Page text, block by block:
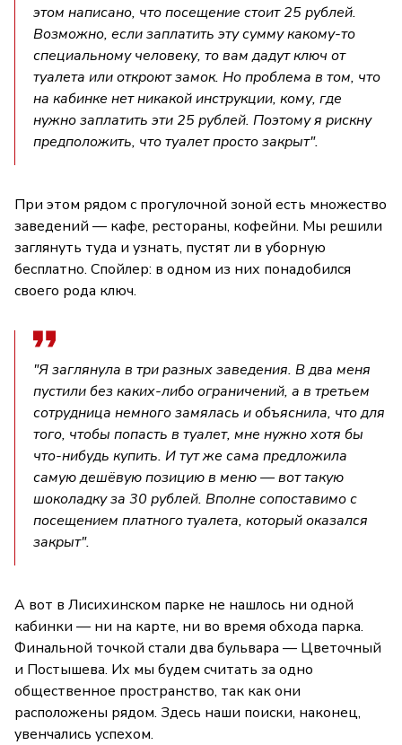
этом написано, что посещение стоит 25 рублей.
Возможно, если заплатить эту сумму какому-то
специальному человеку, то вам дадут ключ от
туалета или откроют замок. Но проблема в том, что
на кабинке нет никакой инструкции, кому, где
нужно заплатить эти 25 рублей. Поэтому я рискну
предположить, что туалет просто закрыт".
При этом рядом с прогулочной зоной есть множество
заведений — кафе, рестораны, кофейни. Мы решили
заглянуть туда и узнать, пустят ли в уборную
бесплатно. Спойлер: в одном из них понадобился
своего рода ключ.
"Я заглянула в три разных заведения. В два меня
пустили без каких-либо ограничений, а в третьем
сотрудница немного замялась и объяснила, что для
того, чтобы попасть в туалет, мне нужно хотя бы
что-нибудь купить. И тут же сама предложила
самую дешёвую позицию в меню — вот такую
шоколадку за 30 рублей. Вполне сопоставимо с
посещением платного туалета, который оказался
закрыт".
А вот в Лисихинском парке не нашлось ни одной
кабинки — ни на карте, ни во время обхода парка.
Финальной точкой стали два бульвара — Цветочный
и Постышева. Их мы будем считать за одно
общественное пространство, так как они
расположены рядом. Здесь наши поиски, наконец,
увенчались успехом.